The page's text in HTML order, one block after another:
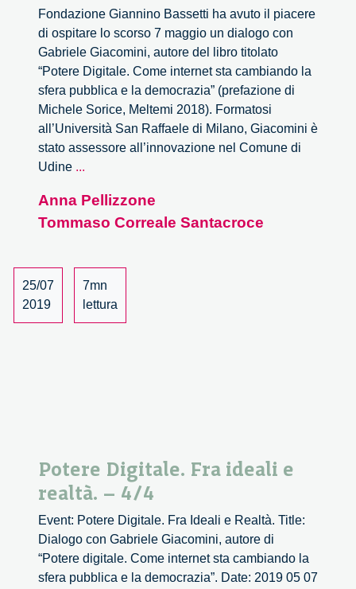
Fondazione Giannino Bassetti ha avuto il piacere
di ospitare lo scorso 7 maggio un dialogo con
Gabriele Giacomini, autore del libro titolato
“Potere Digitale. Come internet sta cambiando la
sfera pubblica e la democrazia” (prefazione di
Michele Sorice, Meltemi 2018). Formatosi
all’Università San Raffaele di Milano, Giacomini è
stato assessore all’innovazione nel Comune di
Udine ...
fra
ideali
In
dialogo
Anna Pellizzone
Tommaso Correale Santacroce
25/07
2019
7mn
lettura
Potere Digitale. Fra ideali e
realtà. – 4/4
Event: Potere Digitale. Fra Ideali e Realtà. Title:
Dialogo con Gabriele Giacomini, autore di
“Potere digitale. Come internet sta cambiando la
sfera pubblica e la democrazia”. Date: 2019 05 07